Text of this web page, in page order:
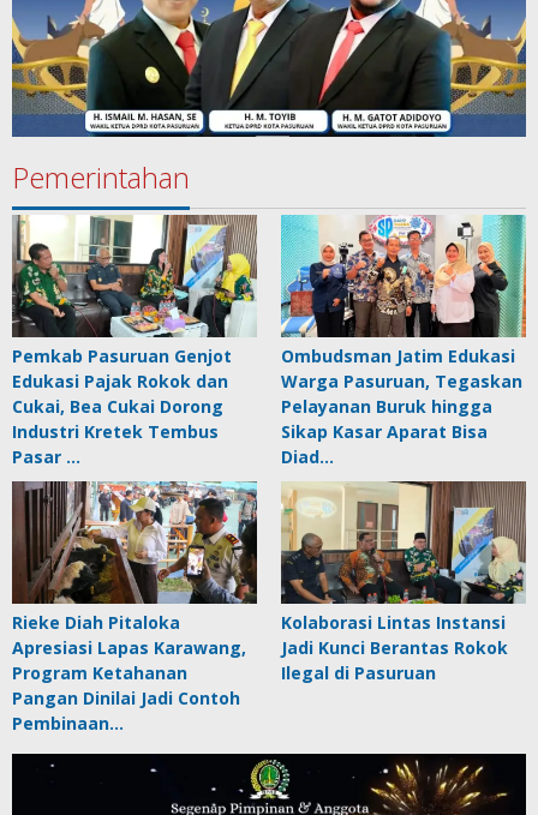
Pemerintahan
Pemkab Pasuruan Genjot
Edukasi Pajak Rokok dan
Cukai, Bea Cukai Dorong
Industri Kretek Tembus
Pasar …
Ombudsman Jatim Edukasi
Warga Pasuruan, Tegaskan
Pelayanan Buruk hingga
Sikap Kasar Aparat Bisa
Diad…
Rieke Diah Pitaloka
Apresiasi Lapas Karawang,
Program Ketahanan
Pangan Dinilai Jadi Contoh
Pembinaan…
Kolaborasi Lintas Instansi
Jadi Kunci Berantas Rokok
Ilegal di Pasuruan